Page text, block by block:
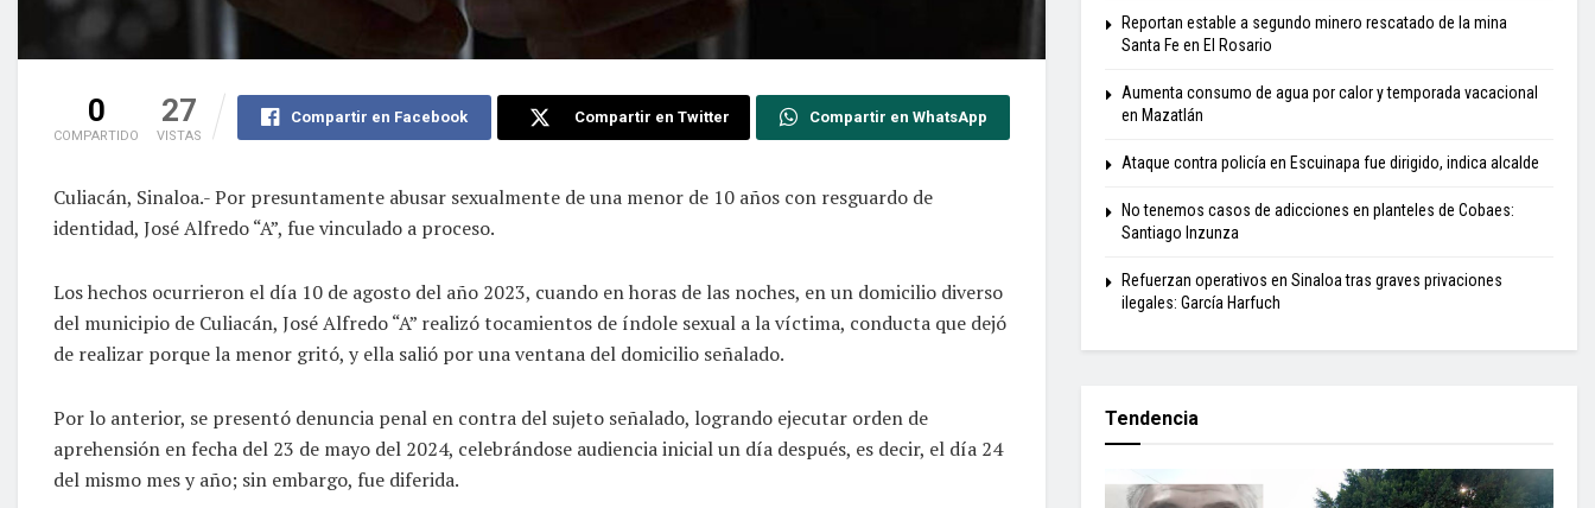
0
COMPARTIDO
27
VISTAS
Compartir en Facebook Compartir en Twitter Compartir en WhatsApp
Culiacán, Sinaloa.- Por presuntamente abusar sexualmente de una menor de 10 años con resguardo de
identidad, José Alfredo “A”, fue vinculado a proceso.
Los hechos ocurrieron el día 10 de agosto del año 2023, cuando en horas de las noches, en un domicilio diverso
del municipio de Culiacán, José Alfredo “A” realizó tocamientos de índole sexual a la víctima, conducta que dejó
de realizar porque la menor gritó, y ella salió por una ventana del domicilio señalado.
Por lo anterior, se presentó denuncia penal en contra del sujeto señalado, logrando ejecutar orden de
aprehensión en fecha del 23 de mayo del 2024, celebrándose audiencia inicial un día después, es decir, el día 24
del mismo mes y año; sin embargo, fue diferida.
Reportan estable a segundo minero rescatado de la mina
Santa Fe en El Rosario
Aumenta consumo de agua por calor y temporada vacacional
en Mazatlán
Ataque contra policía en Escuinapa fue dirigido, indica alcalde
No tenemos casos de adicciones en planteles de Cobaes:
Santiago Inzunza
Refuerzan operativos en Sinaloa tras graves privaciones
ilegales: García Harfuch
Tendencia